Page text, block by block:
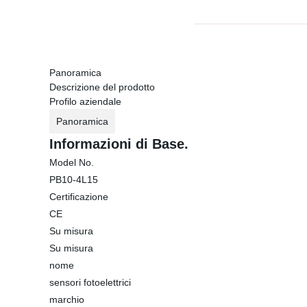
Panoramica
Descrizione del prodotto
Profilo aziendale
Panoramica
Informazioni di Base.
Model No.
PB10-4L15
Certificazione
CE
Su misura
Su misura
nome
sensori fotoelettrici
marchio